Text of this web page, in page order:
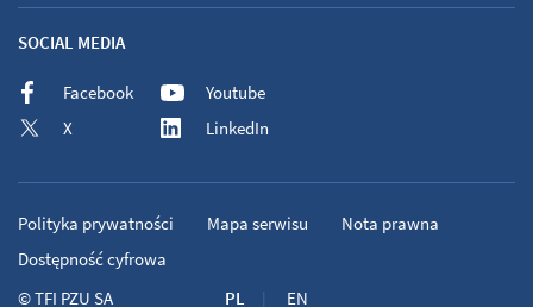
SOCIAL MEDIA
Facebook
X
Youtube
LinkedIn
PL EN
Polityka prywatności Mapa serwisu
Nota prawna
Dostępność cyfrowa
©TFI PZU SA